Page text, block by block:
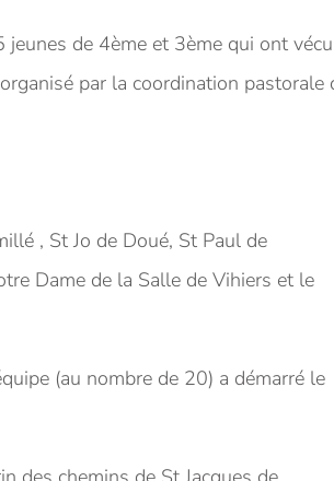
de 4ème et 3ème qui ont vécu
par la coordination pastorale
, St Jo de Doué, St Paul de
Dame de la Salle de Vihiers et le
(au nombre de 20) a démarré le